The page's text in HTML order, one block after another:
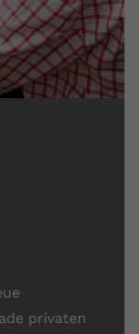
privaten